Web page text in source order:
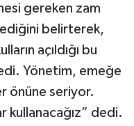
gereken zam
belirterek,
açıldığı bu
Yönetim, emeğe
önüne seriyor.
kullanacağız” dedi.